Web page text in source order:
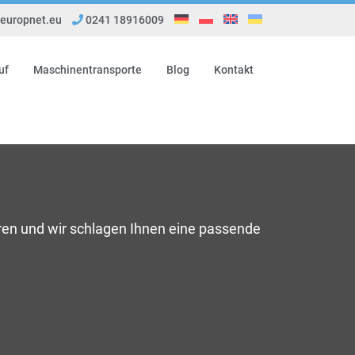
0241 18916009
Maschinentransporte Blog Kontakt
und wir schlagen Ihnen eine passende